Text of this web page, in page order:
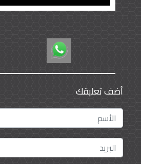
أضف تعليقك